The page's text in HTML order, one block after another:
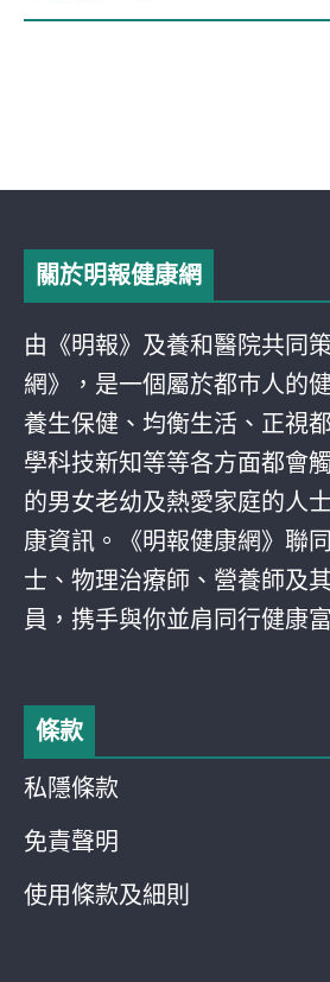
關於明報健康網
由《明報》及養和醫院共同
網》，是一個屬於都巿人的
養生保健、均衡生活、正視
學科技新知等等各方面都會
的男女老幼及熱愛家庭的人
康資訊。《明報健康網》聯
士、物理治療師、營養師及
員，携手與你並肩同行健康
條款
私隱條款
免責聲明
使用條款及細則